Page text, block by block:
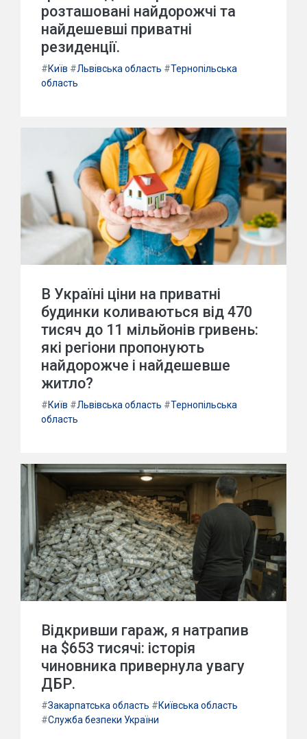
розташовані найдорожчі та
найдешевші приватні
резиденції.
#Київ #Львівська область #Тернопільська
область
В Україні ціни на приватні
будинки коливаються від 470
тисяч до 11 мільйонів гривень:
які регіони пропонують
найдорожче і найдешевше
житло?
#Київ #Львівська область #Тернопільська
область
Відкривши гараж, я натрапив
на $653 тисячі: історія
чиновника привернула увагу
ДБР.
#Закарпатська область #Київська область
#Служба безпеки України